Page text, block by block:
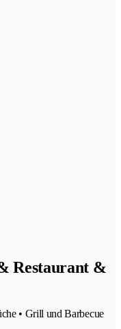
Restaurant &
• Grill und Barbecue